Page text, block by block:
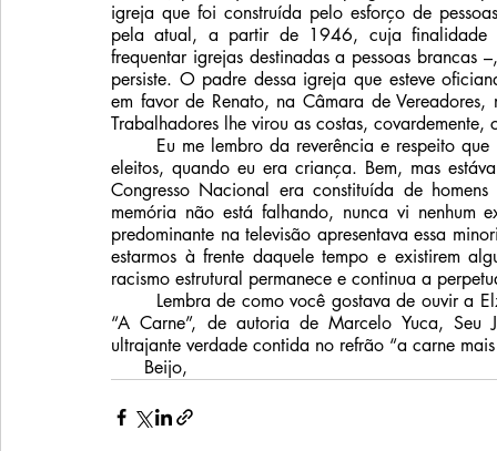
igreja que foi construída pelo esforço de
pela atual, a partir de 1946, cuja finalidade
frequentar igrejas destinadas a pessoas
persiste. O padre dessa igreja que esteve
em favor de Renato, na Câmara de
Trabalhadores lhe virou as costas,
eleitos, quando eu era criança. Bem, mas
Congresso Nacional era constituída de
memória não está falhando, nunca vi nenhum
predominante na televisão apresentava essa
estarmos à frente daquele tempo e existirem
racismo estrutural permanece e continua a
“A Carne”, de autoria de Marcelo Yuca, Seu
ultrajante verdade contida no refrão “a carne
      Beijo,